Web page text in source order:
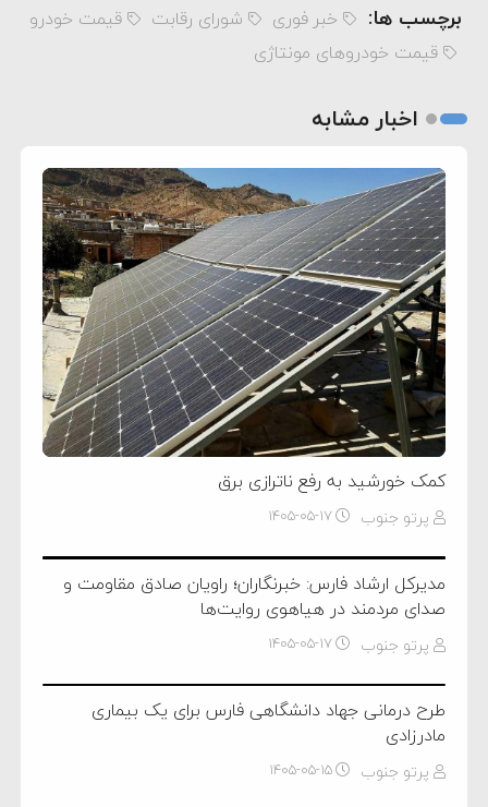
برچسب ها: خبر فوری شورای رقابت
قیمت خودرو
قیمت خودروهای مونتاژی
اخبار مشابه
کمک خورشید به رفع ناترازی برق
پرتو جنوب ۱۴۰۵-۰۵-۱۷
مدیرکل ارشاد فارس: خبرنگاران؛ راویان صادق مقاومت و
صدای مردمند در هیاهوی روایت‌ها
پرتو جنوب ۱۴۰۵-۰۵-۱۷
طرح درمانی جهاد دانشگاهی فارس برای یک بیماری
مادرزادی
پرتو جنوب ۱۴۰۵-۰۵-۱۵